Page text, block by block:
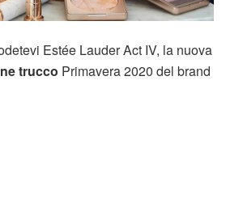
Estée Lauder Act IV, la nuova
trucco Primavera 2020 del brand